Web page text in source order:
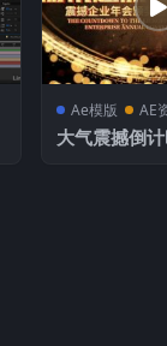
Ae模版 AE
大气震撼倒